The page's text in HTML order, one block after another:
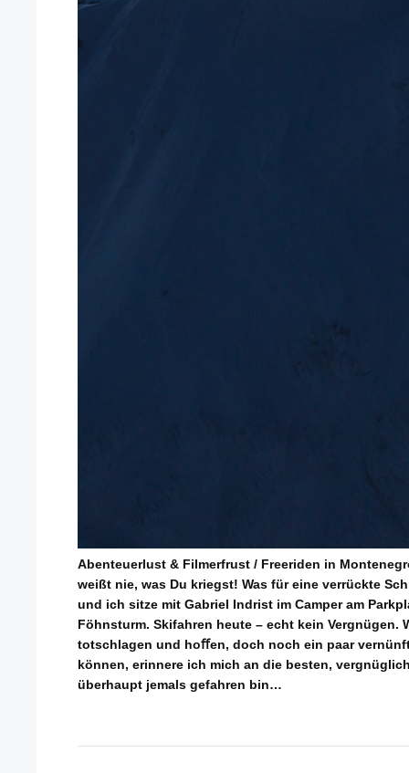
Abenteuerlust & Filmerfrust / Freeriden in
weißt nie, was Du kriegst! Was für eine verrückte
und ich sitze mit Gabriel Indrist im Camper am
Föhnsturm. Skifahren heute – echt kein Vergnügen.
totschlagen und hoﬀen, doch noch ein paar
können, erinnere ich mich an die besten,
überhaupt jemals gefahren bin…